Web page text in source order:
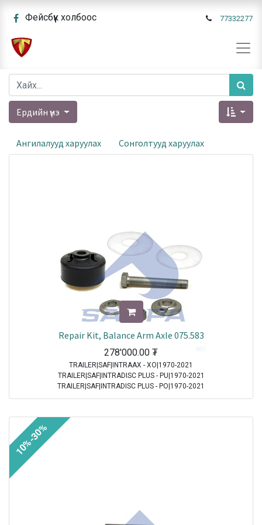
Фейсбүүк холбоос 77332277
Ердийн үнэ
Ангилалууд харуулах Сонголтууд харуулах
Repair Kit, Balance Arm Axle 075.583
278'000.00 ₮
TRAILER|SAF|INTRAAX - XO|1970-2021
TRAILER|SAF|INTRADISC PLUS - PU|1970-2021
TRAILER|SAF|INTRADISC PLUS - PO|1970-2021
TRAILER|SAF|INTRAAX - XU|1970-2021
10%-30%